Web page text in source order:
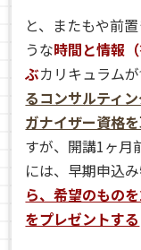
と、またもや前
うな時間と情報
ぶカリキュラム
るコンサルティ
ガナイザー資格
すが、開講1ヶ月
には、早期申込
ら、希望のもの
をプレゼントする